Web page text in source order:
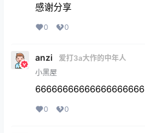
感谢分享
0 0
anzi
爱打3a大作的中年人
小黑屋
66666666666666666666
0 0